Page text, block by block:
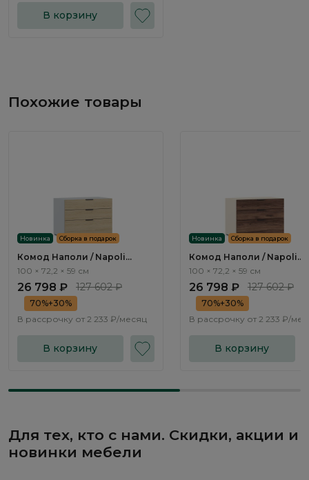
В корзину
Похожие товары
Новинка Сборка в подарок
Комод Наполи / Napoli
NP041.1
100 × 72,2 × 59 см
26 798 ₽ 127 602 ₽
70%+30%
В рассрочку от 2 233 ₽/месяц
В корзину
Новинка Сборка в подарок
Комод Наполи / Napoli
NP041.2
100 × 72,2 × 59 см
26 798 ₽ 127 602 ₽
70%+30%
В рассрочку от 2 233 ₽/
В корзину
Для тех, кто с нами. Скидки, акции и
новинки мебели